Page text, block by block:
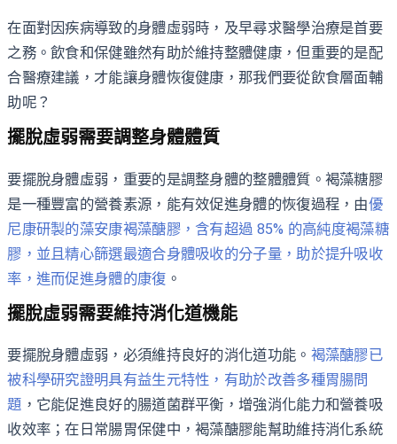
在面對因疾病導致的身體虛弱時，及早尋求醫學治療是首要
之務。飲食和保健雖然有助於維持整體健康，但重要的是配
合醫療建議，才能讓身體恢復健康，那我們要從飲食層面輔
助呢？
擺脫虛弱需要調整身體體質
要擺脫身體虛弱，重要的是調整身體的整體體質。褐藻糖膠
是一種豐富的營養素源，能有效促進身體的恢復過程，由優
尼康研製的藻安康褐藻醣膠，含有超過 85% 的高純度褐藻糖
膠，並且精心篩選最適合身體吸收的分子量，助於提升吸收
率，進而促進身體的康復 。
擺脫虛弱需要維持消化道機能
要擺脫身體虛弱，必須維持良好的消化道功能。 褐藻醣膠已
被科學研究證明具有益生元特性，有助於改善多種胃腸問
題 ，它能促進良好的腸道菌群平衡，增強消化能力和營養吸
收效率；在日常腸胃保健中，褐藻醣膠能幫助維持消化系統